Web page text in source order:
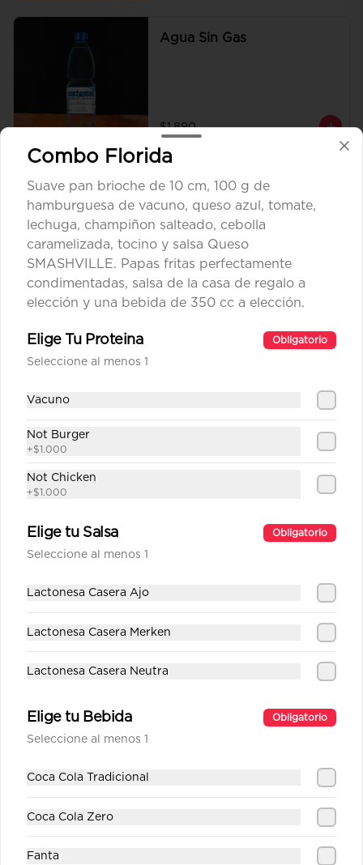
Agua Sin Gas
$1.890
Coca Cola Tradicional
$1.890
Combo Florida
Suave pan brioche de 10 cm, 100 g de
hamburguesa de vacuno, queso azul, tomate,
lechuga, champiñon salteado, cebolla
caramelizada, tocino y salsa Queso
SMASHVILLE. Papas fritas perfectamente
condimentadas, salsa de la casa de regalo a
elección y una bebida de 350 cc a elección.
Elige Tu Proteina Obligatorio
Seleccione al menos 1
Vacuno
Not Burger
+$1.000
Not Chicken
+$1.000
Elige tu Salsa Obligatorio
Seleccione al menos 1
Lactonesa Casera Ajo
Lactonesa Casera Merken
Lactonesa Casera Neutra
Elige tu Bebida Obligatorio
Seleccione al menos 1
Coca Cola Tradicional
Coca Cola Zero
Fanta